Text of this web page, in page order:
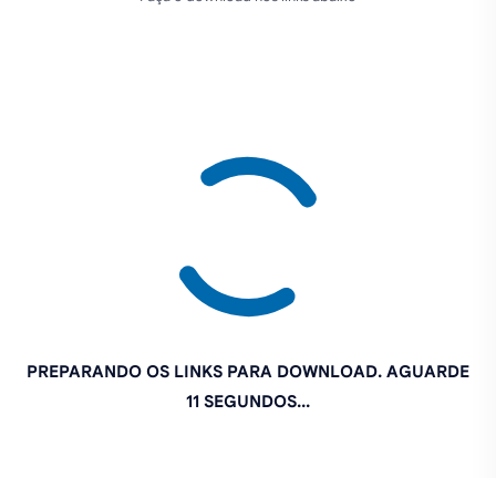
PREPARANDO OS LINKS PARA DOWNLOAD. AGUARDE
10 SEGUNDOS...
Se o MOD não quer baixar, tente novamenteCLICANDO
AQUI